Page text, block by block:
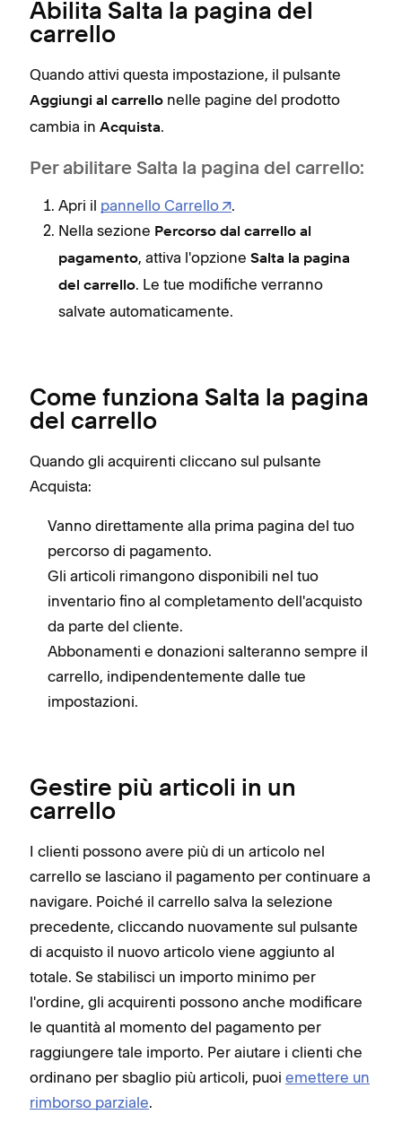
Abilita Salta la pagina del
carrello
Quando attivi questa impostazione, il pulsante
Aggiungi al carrello nelle pagine del prodotto
cambia in Acquista.
Per abilitare Salta la pagina del carrello:
Apri il pannello Carrello
.
Nella sezione Percorso dal carrello al
pagamento, attiva l'opzione Salta la pagina
del carrello. Le tue modifiche verranno
salvate automaticamente.
Come funziona Salta la pagina
del carrello
Quando gli acquirenti cliccano sul pulsante
Acquista:
Vanno direttamente alla prima pagina del tuo
percorso di pagamento.
Gli articoli rimangono disponibili nel tuo
inventario fino al completamento dell'acquisto
da parte del cliente.
Abbonamenti e donazioni salteranno sempre il
carrello, indipendentemente dalle tue
impostazioni.
Gestire più articoli in un
carrello
I clienti possono avere più di un articolo nel
carrello se lasciano il pagamento per continuare a
navigare. Poiché il carrello salva la selezione
precedente, cliccando nuovamente sul pulsante
di acquisto il nuovo articolo viene aggiunto al
totale. Se stabilisci un importo minimo per
l'ordine, gli acquirenti possono anche modificare
le quantità al momento del pagamento per
raggiungere tale importo. Per aiutare i clienti che
ordinano per sbaglio più articoli, puoi emettere un
rimborso parziale.